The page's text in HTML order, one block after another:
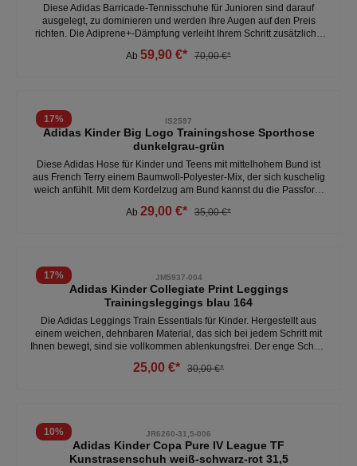
Diese Adidas Barricade-Tennisschuhe für Junioren sind darauf
ausgelegt, zu dominieren und werden Ihre Augen auf den Preis
richten. Die Adiprene+-Dämpfung verleiht Ihrem Schritt zusätzliche
Ihre Füße kühl bleiben und Sie konzentriert bleiben. Die vielseitige
größer bestellen (fällt klein aus) - Obermaterial aus Textil -
Außensohle bietet langanhaltenden Grip - hervorragenden Grip auf
Sand-, Smashcourt- und Kunstrasenplätzen
Ab 59,90 €* 70,00 €*
17% IS2597
Adidas Kinder Big Logo Trainingshose Sporthose
dunkelgrau-grün
Diese Adidas Hose für Kinder und Teens mit mittelhohem Bund ist
aus French Terry einem Baumwoll-Polyester-Mix, der sich kuschelig
weich anfühlt. Mit dem Kordelzug am Bund kannst du die Passform
einen sportlichen Touch, egal ob du auf dem Weg zum Training bist
Ab 29,00 €* 35,00 €*
17% JM5937-004
Adidas Kinder Collegiate Print Leggings
Trainingsleggings blau 164
Die Adidas Leggings Train Essentials für Kinder. Hergestellt aus
einem weichen, dehnbaren Material, das sich bei jedem Schritt mit
Ihnen bewegt, sind sie vollkommen ablenkungsfrei. Der enge Schnitt
Wesentliche konzentrieren können. Ein 3-Streifen-Logo und ein
ab - schnell trocknend - hoher Bund- 75% Polyester, 25% Elasthan -
atmungsaktiv Weitere Kinder Leggings unter: Kinder- Kleidung-
Tights
25,00 €* 30,00 €*
10% JR6260-31,5-006
Adidas Kinder Copa Pure IV League TF
Kunstrasenschuh weiß-schwarz-rot 31,5